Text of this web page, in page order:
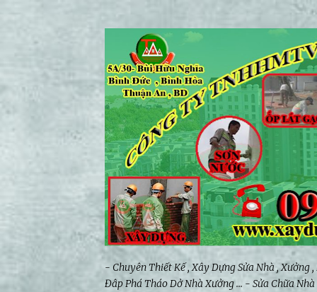
- Chuyên Thiết Kế , Xây Dựng Sửa Nhà , Xưởng
Đâp Phá Tháo Dở Nhà Xưởng ... - Sửa Chữa